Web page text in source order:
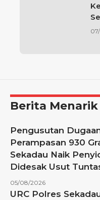
Berita
Pengusutan
Perampasan 930
Sekadau Naik
Didesak Usut
05/08/2026
URC Polres